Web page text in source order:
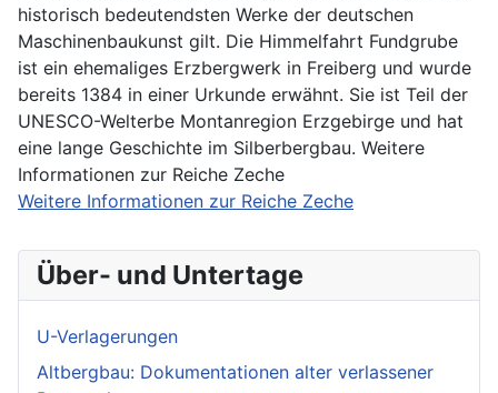
historisch bedeutendsten Werke der deutschen
Maschinenbaukunst gilt. Die Himmelfahrt Fundgrube
ist ein ehemaliges Erzbergwerk in Freiberg und wurde
bereits 1384 in einer Urkunde erwähnt. Sie ist Teil der
UNESCO-Welterbe Montanregion Erzgebirge und hat
eine lange Geschichte im Silberbergbau. Weitere
Informationen zur Reiche Zeche
Weitere Informationen zur Reiche Zeche
Über- und Untertage
U-Verlagerungen
Altbergbau: Dokumentationen alter verlassener